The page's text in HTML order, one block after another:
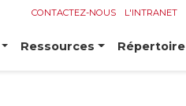
CONTACTEZ-NOUS L'INTRANET
Ressources Répertoire